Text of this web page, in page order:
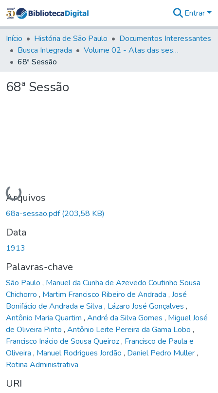
&
Coleções
Tudo na
Entrar
Início História de São Paulo
Documentos Interessantes
Busca Integrada
Volume 02 - Atas das sessões do Governo Provisório de São Paulo (1821- 22)
68ª Sessão
68ª Sessão
Carregando...
Arquivos
68a-sessao.pdf(203,58 KB)
Data
1913
Palavras-chave
São Paulo , Manuel da Cunha de Azevedo Coutinho Sousa
Chichorro , Martim Francisco Ribeiro de Andrada , José
Bonifácio de Andrada e Silva , Lázaro José Gonçalves ,
Antônio Maria Quartim , André da Silva Gomes , Miguel José
de Oliveira Pinto , Antônio Leite Pereira da Gama Lobo ,
Francisco Inácio de Sousa Queiroz, Francisco de Paula e
Oliveira , Manuel Rodrigues Jordão , Daniel Pedro Muller,
Rotina Administrativa
URI